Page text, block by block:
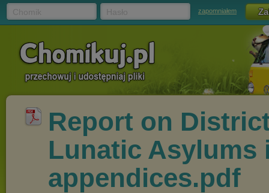
zapomniałem
Report on
Lunatic Asylums
appendices.pdf